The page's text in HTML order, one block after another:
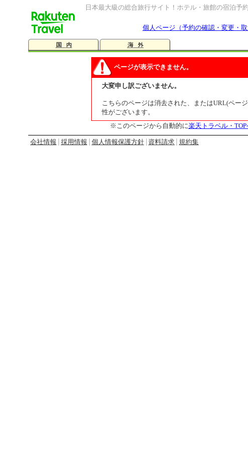
日本最大級の総合旅行サイト！ホテル・旅館の宿泊予
個人ページ（予約の確認・変更・取
ページが表示できません。
大変申し訳ございません。
こちらのページは消去された、またはURL(ペー
性がございます。
※このページから自動的に楽天トラベル・TOP
会社情報 採用情報 個人情報保護方針 資料請求 規約集